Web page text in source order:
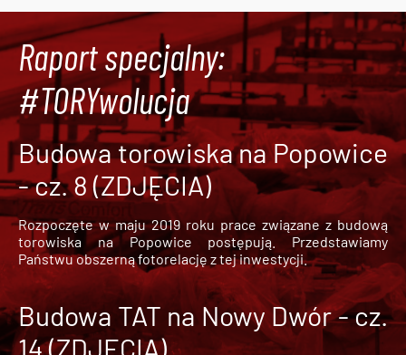
Raport specjalny:
#TORYwolucja
Budowa torowiska na Popowice
- cz. 8 (ZDJĘCIA)
Rozpoczęte w maju 2019 roku prace związane z budową
torowiska na Popowice
postępują. Przedstawiamy
Państwu obszerną fotorelację z tej inwestycji.
Budowa TAT na Nowy Dwór - cz.
14 (ZDJĘCIA)